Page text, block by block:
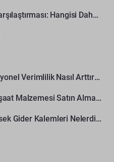
Gazbeton, Tuğla ve Bims Karşılaştırması: Hangisi Daha Avantajlı?
Maden Ocaklarında Operasyonel Verimlilik Nasıl Arttırılır?
Müteahhitler İçin Toptan İnşaat Malzemesi Satın Alma Rehberi
Maden Ocaklarında En Yüksek Gider Kalemleri Nelerdir?